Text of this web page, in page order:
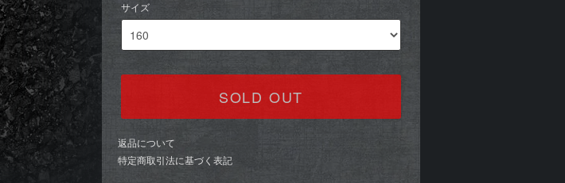
サイズ
SOLD OUT
返品について
特定商取引法に基づく表記